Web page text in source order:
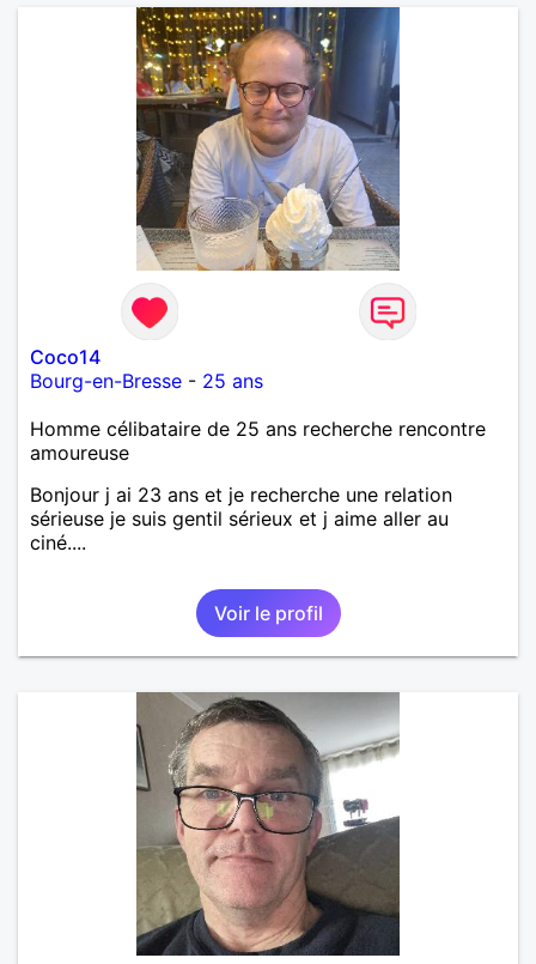
Coco14
Bourg-en-Bresse - 25 ans
Homme célibataire de 25 ans recherche rencontre
amoureuse
Bonjour j ai 23 ans et je recherche une relation
sérieuse je suis gentil sérieux et j aime aller au
ciné....
Voir le profil